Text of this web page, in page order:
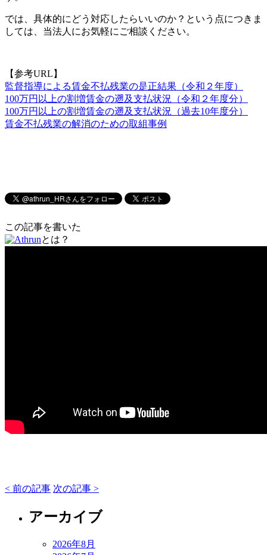
では、具体的にどう対応したらいいのか？という点につきま
しては、当法人にお気軽にご相談ください。
【参考URL】
監督指導による賃金不払残業の是正結果（令和２年度）
100万円以上の割増賃金の遡及支払状況（令和２年度分）
100万円以上の割増賃金の遡及支払状況（過去10年度分）
賃金不払残業の解消のための取組事例
この記事を書いた
とは？
< 前の記事 次の記事 >
アーカイブ
2026年8月